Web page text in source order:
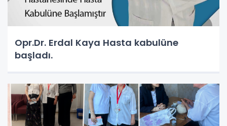
Opr.Dr. Erdal Kaya Hasta kabulüne
başladı.